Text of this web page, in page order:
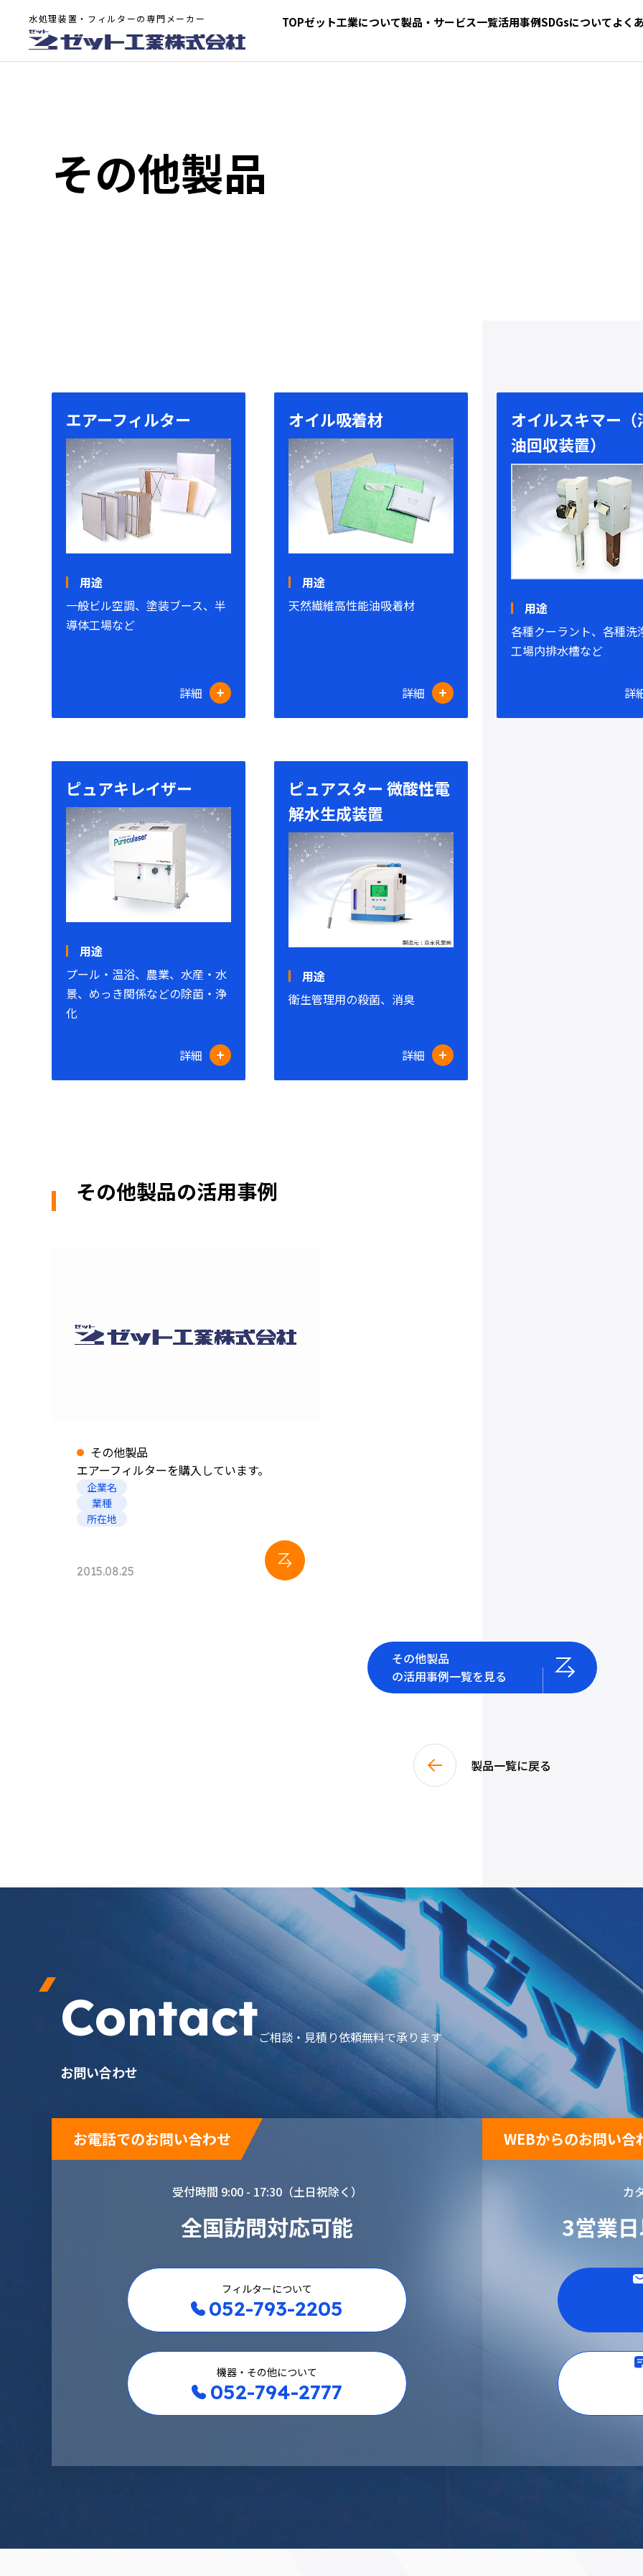
水処理装置・フィルターの専門メーカー TOPゼット工業について製品・サービス一覧活用事例SDGsについてよく
その他製品
エアーフィルター
用途
一般ビル空調、塗装ブース、半
導体工場など
詳細
オイル吸着材
用途
天然繊維高性能油吸着材
詳細
オイルスキマー（
油回収装置）
用途
各種クーラント、各種洗
工場内排水槽など
詳
ピュアキレイザー
用途
プール・温浴、農業、水産・水
景、めっき関係などの除菌・浄
化
詳細
ピュアスター 微酸性電
解水生成装置
用途
衛生管理用の殺菌、消臭
詳細
その他製品の活用事例
その他製品
エアーフィルターを購入しています。
企業名
業種
所在地
2015.08.25
その他製品
の活用事例一覧を見る
製品一覧に戻る
Contact
お問い合わせ
ご相談・見積り依頼無料で承ります
お電話でのお問い合わせ
受付時間 9:00 - 17:30（土日祝除く）
全国訪問対応可能
フィルターについて
052-793-2205
機器・その他について
052-794-2777
WEBからのお問い合
カ
3営業